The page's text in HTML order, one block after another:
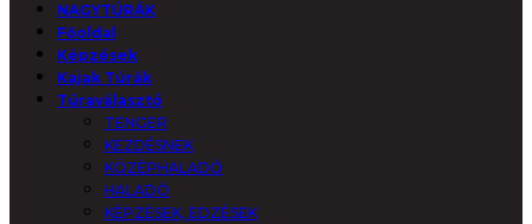
NAGYTÚRÁK
Főoldal
Képzések
Kajak Túrák
Túraválasztó
TENGER
KEZDÉSNEK
KÖZÉPHALADÓ
HALADÓ
KÉPZÉSEK, EDZÉSEK